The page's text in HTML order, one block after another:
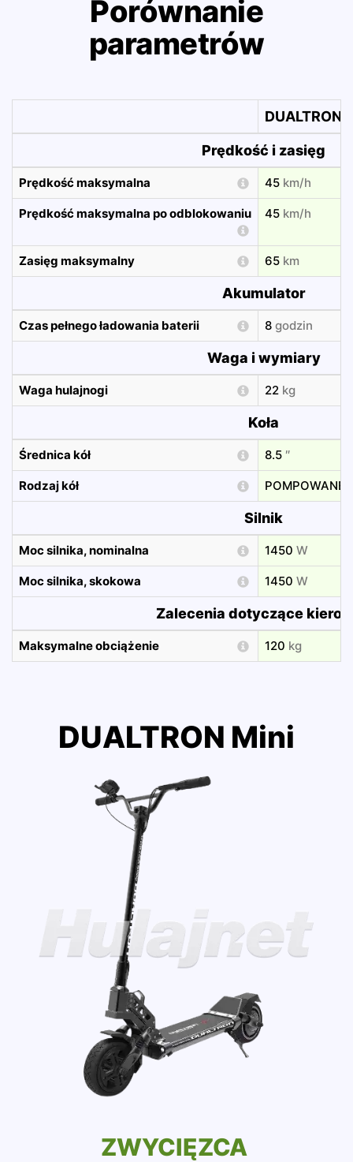
Porównanie
parametrów
DUALTRON
Prędkość i zasięg
Prędkość maksymalna 45 km/h
Prędkość maksymalna po odblokowaniu 45 km/h
Zasięg maksymalny 65 km
Akumulator
Czas pełnego ładowania baterii 8 godzin
Waga i wymiary
Waga hulajnogi 22 kg
Koła
Średnica kół 8.5 ″
Rodzaj kół POMPOWANE
Silnik
Moc silnika, nominalna 1450 W
Moc silnika, skokowa 1450 W
Zalecenia dotyczące
Maksymalne obciążenie 120 kg
DUALTRON Mini
ZWYCIĘZCA